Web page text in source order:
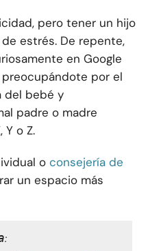
pero tener un hijo
estrés. De repente,
en Google
por el
del bebé y
padre o madre
o Z.
o consejería de
un espacio más
: